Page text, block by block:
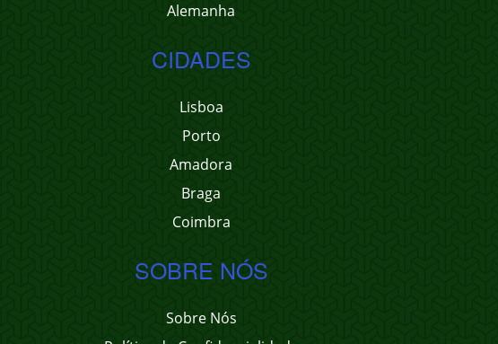
Alemanha
CIDADES
Lisboa
Porto
Amadora
Braga
Coimbra
SOBRE NÓS
Sobre Nós